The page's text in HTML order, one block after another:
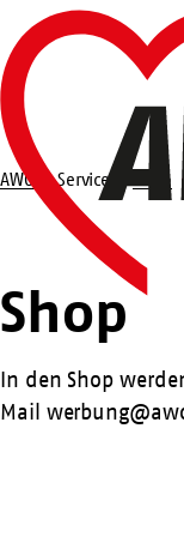
Zum
Hauptinhalt
springen
Startseite
Suche
AWO Service Shop
Shop
Shop
In den Shop
Mail